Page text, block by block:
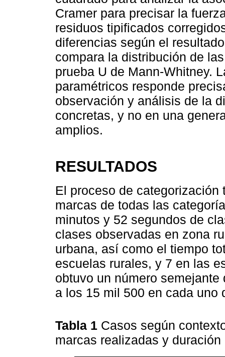
Cramer para precisar la
residuos tipificados
diferencias según el
compara la distribución de
prueba U de Mann-Whitney.
paramétricos responde
observación y análisis de la
concretas, y no en una
amplios.
RESULTADOS
El proceso de
marcas de todas las
minutos y 52 segundos de
clases observadas en zona
urbana, así como el tiempo
escuelas rurales, y 7 en las
obtuvo un número
a los 15 mil 500 en cada uno
Tabla 1 Casos según
marcas realizadas y